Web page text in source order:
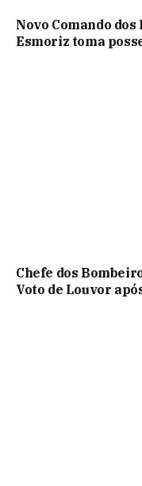
Novo Comando
Esmoriz toma
Chefe dos
Voto de Louvor